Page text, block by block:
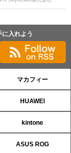
入れよう
マカフィー
HUAWEI
kintone
ASUS ROG